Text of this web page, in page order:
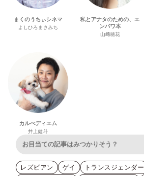
まくのうちぃシネマ
よしひろまさみち
私とアナタのための、エ
ンパワ本
山﨑穂花
カルぺディエム
井上健斗
レズビアン ゲイ
トランスジェンダー